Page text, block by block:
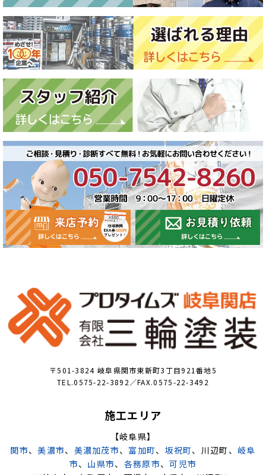
〒501-3824 岐阜県関市東新町3丁目921番地5
TEL.0575-22-3892／FAX.0575-22-3492
施工エリア
【岐阜県】
関市、美濃市、 美濃加茂市、 富加町、 坂祝町、川辺町、 岐阜
市、 山県市、 各務原市、可児市